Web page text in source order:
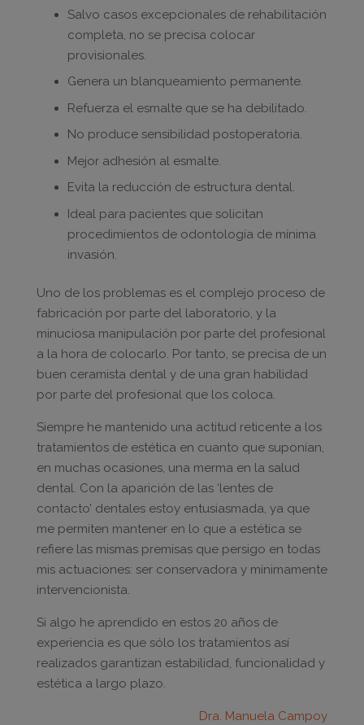
Salvo casos excepcionales de rehabilitación
completa, no se precisa colocar
provisionales.
Genera un blanqueamiento permanente.
Refuerza el esmalte que se ha debilitado.
No produce sensibilidad postoperatoria.
Mejor adhesión al esmalte.
Evita la reducción de estructura dental.
Ideal para pacientes que solicitan
procedimientos de odontología de mínima
invasión.
Uno de los problemas es el complejo proceso de
fabricación por parte del laboratorio, y la
minuciosa manipulación por parte del profesional
a la hora de colocarlo. Por tanto, se precisa de un
buen ceramista dental y de una gran habilidad
por parte del profesional que los coloca.
Siempre he mantenido una actitud reticente a los
tratamientos de estética en cuanto que suponían,
en muchas ocasiones, una merma en la salud
dental. Con la aparición de las ‘lentes de
contacto’ dentales estoy entusiasmada, ya que
me permiten mantener en lo que a estética se
refiere las mismas premisas que persigo en todas
mis actuaciones: ser conservadora y mínimamente
intervencionista.
Si algo he aprendido en estos 20 años de
experiencia es que sólo los tratamientos así
realizados garantizan estabilidad, funcionalidad y
estética a largo plazo.
Dra. Manuela Campoy